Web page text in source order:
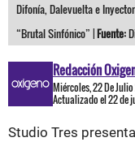
Difonía, Dalevuelta e
“Brutal Sinfónico” |Fuente:
Redacción
Miércoles, 22 De
Actualizado el 22 de
Studio Tres